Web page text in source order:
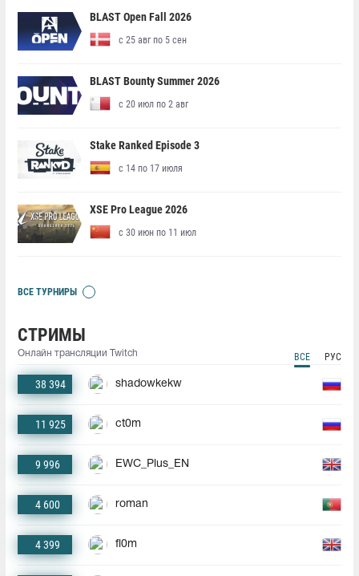
BLAST Open Fall 2026
с 25 авг по 5 сен
BLAST Bounty Summer 2026
с 20 июл по 2 авг
Stake Ranked Episode 3
с 14 по 17 июля
XSE Pro League 2026
с 30 июн по 11 июл
ВСЕ ТУРНИРЫ
СТРИМЫ
Онлайн трансляции Twitch ВСЕ РУС
38 394 shadowkekw
11 925 ct0m
9 996 EWC_Plus_EN
4 600 roman
4 399 fl0m